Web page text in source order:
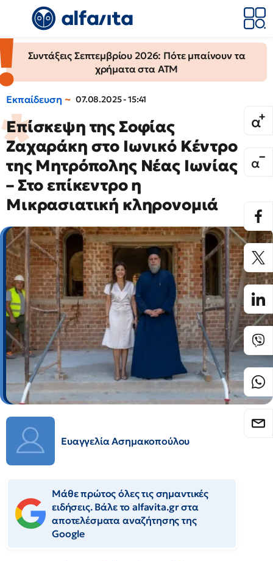
Συντάξεις Σεπτεμβρίου 2026: Πότε μπαίνουν τα
χρήματα στα ΑΤΜ
Εκπαίδευση 07.08.2025 - 15:41
Επίσκεψη της Σοφίας
Ζαχαράκη στο Ιωνικό Κέντρο
της Μητρόπολης Νέας Ιωνίας
– Στο επίκεντρο η
Μικρασιατική κληρονομιά
Ευαγγελία Ασημακοπούλου
Μάθε πρώτος όλες τις σημαντικές
ειδήσεις. Βάλε το alfavita.gr στα
αποτελέσματα αναζήτησης της
Google